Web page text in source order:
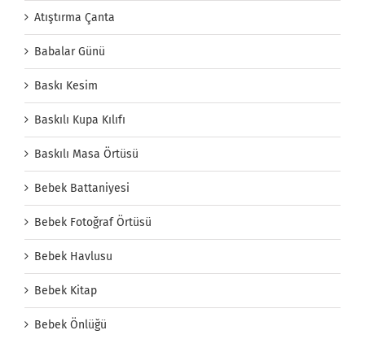
Atıştırma Çanta
Babalar Günü
Baskı Kesim
Baskılı Kupa Kılıfı
Baskılı Masa Örtüsü
Bebek Battaniyesi
Bebek Fotoğraf Örtüsü
Bebek Havlusu
Bebek Kitap
Bebek Önlüğü